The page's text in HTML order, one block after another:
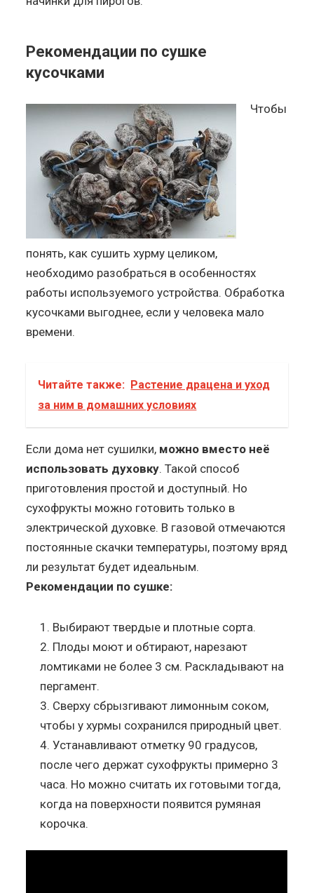
Рекомендации по сушке
кусочками
Чтобы
понять, как сушить хурму целиком,
необходимо разобраться в особенностях
работы используемого устройства. Обработка
кусочками выгоднее, если у человека мало
времени.
Читайте также: Растение драцена и уход
за ним в домашних условиях
Если дома нет сушилки, можно вместо неё
использовать духовку. Такой способ
приготовления простой и доступный. Но
сухофрукты можно готовить только в
электрической духовке. В газовой отмечаются
постоянные скачки температуры, поэтому вряд
ли результат будет идеальным.
Рекомендации по сушке:
Выбирают твердые и плотные сорта.
Плоды моют и обтирают, нарезают
ломтиками не более 3 см. Раскладывают нa
пергамент.
Сверху сбрызгивают лимонным соком,
чтобы у хурмы сохранился природный цвет.
Устанавливают отметку 90 градусов,
после чего держат сухофрукты примерно 3
часа. Но можно считать их готовыми тогда,
когда на поверхности появится румяная
корочка.